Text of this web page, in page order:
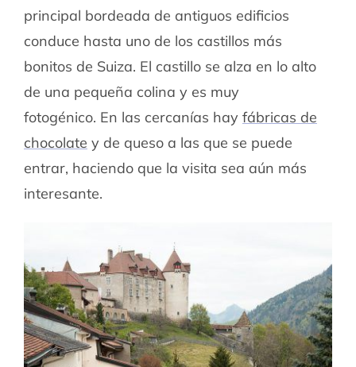
principal bordeada de antiguos edificios
conduce hasta uno de los castillos más
bonitos de Suiza. El castillo se alza en lo alto
de una pequeña colina y es muy
fotogénico. En las cercanías hay fábricas de
chocolate y de queso a las que se puede
entrar, haciendo que la visita sea aún más
interesante.